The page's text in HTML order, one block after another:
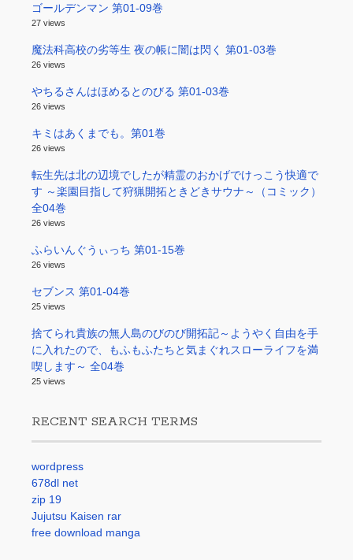
ゴールデンマン 第01-09巻
27 views
魔法科高校の劣等生 夜の帳に闇は閃く 第01-03巻
26 views
やちるさんはほめるとのびる 第01-03巻
26 views
キミはあくまでも。第01巻
26 views
転生先は北の辺境でしたが精霊のおかげでけっこう快適で
す ～楽園目指して狩猟開拓ときどきサウナ～（コミック）
全04巻
26 views
ふらいんぐうぃっち 第01-15巻
26 views
セブンス 第01-04巻
25 views
捨てられ貴族の無人島のびのび開拓記～ようやく自由を手
に入れたので、もふもふたちと気まぐれスローライフを満
喫します～ 全04巻
25 views
RECENT SEARCH TERMS
wordpress
678dl net
zip 19
Jujutsu Kaisen rar
free download manga